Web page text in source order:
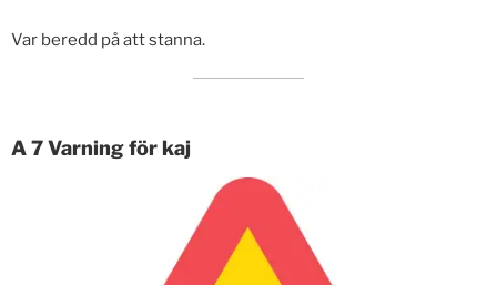
Var beredd på att stanna.
A 7 Varning för kaj